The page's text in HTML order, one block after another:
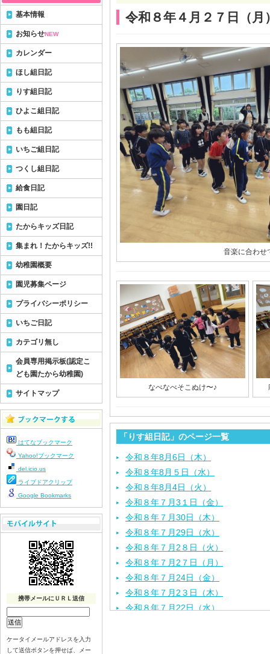
令和８年４月２７日（月
音楽に合わせ
なべなべそこぬけ〜♪
「りす組日記」のページ一覧
令和８年8月6日（木）
令和８年8月５日（水）
令和８年8月4日（火）
令和８年７月3１日（金）
令和８年７月30日（木）
令和８年７月29日（水）
令和８年７月2８日（火）
令和８年７月2７日（月）
令和８年７月24日（金）
令和８年７月2３日（木）
令和８年７月22日（水）
基本情報
お知らせNEW
カレンダー
ほし組日記
りす組日記
ひよこ組日記
もも組日記
いちご組日記
つくし組日記
給食日記
園日記
たからキッズ日記
集まれ！たからキッズ!!
幼稚園概要
園児募集ページ
プライバシーポリシー
いちご日記
カテゴリ無し
会員専用掲示板(認定こ
ども園たから幼稚園)
サイトマップ
はてなブックマーク
Yahoo!ブックマーク
del.icio.us
ライブドアクリップ
Google Bookmarks
携帯メールにＵＲＬ送信
ケータイメールアドレスを入力
して送信ボタンを押せば、メー